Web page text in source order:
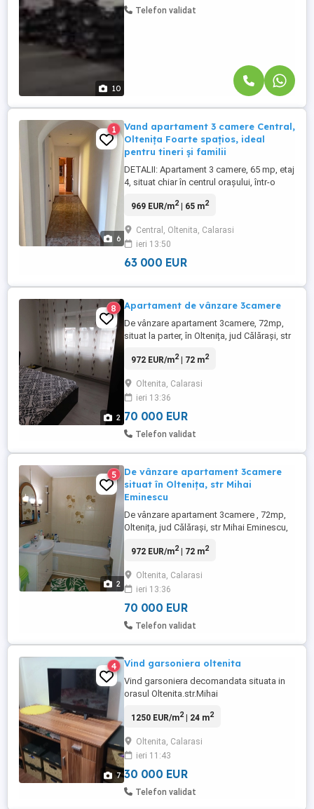
10
Telefon validat
6
1
Vand apartament 3 camere Central,
Oltenița Foarte spațios, ideal
pentru tineri și familii
DETALII: Apartament 3 camere, 65 mp, etaj
4, situat chiar în centrul orașului, într-o
civilizați. Locuință foarte spațioasă, cu
tânără sau pentru cine vrea confort și
acces rapid la tot. AVANTAJE: Toate
actele ...
969 EUR/m2| 65 m2
Central, Oltenita, Calarasi
ieri 13:50
63 000 EUR
2
8 Apartament de vânzare 3camere
De vânzare apartament 3camere, 72mp,
situat la parter, în Oltenița, jud Călărași, str
exterior, îmbunătățiri: gresie, faianță,
exterior, ușă metalică la intrare, centrală
termică, bucătărie spațioasă, baie plus wc
de serviciu, ...
972 EUR/m2| 72 m2
Oltenita, Calarasi
ieri 13:36
70 000 EUR
Telefon validat
2
5
De vânzare apartament 3camere
situat în Oltenița, str Mihai
Eminescu
De vânzare apartament 3camere , 72mp,
Oltenița, jud Călărași, str Mihai Eminescu,
ferestre termopan, obloane exterior,
spațioasă, baie +wc de serviciu. Se
accepta si prin programul "Prima
casă"Alte detalii la nr de tel
972 EUR/m2| 72 m2
Oltenita, Calarasi
ieri 13:36
70 000 EUR
Telefon validat
7
4 Vind garsoniera oltenita
Vind garsoniera decomandata situata in
orasul Oltenita.str.Mihai
Calarasi.Este mobilata si utilata ..si se
exterioara si centrala termica..plus
asigurare si are conditionat..Se situeaza la
5minute de Lidl..are ca si suprafata ...
1250 EUR/m2| 24 m2
Oltenita, Calarasi
ieri 11:43
30 000 EUR
Telefon validat